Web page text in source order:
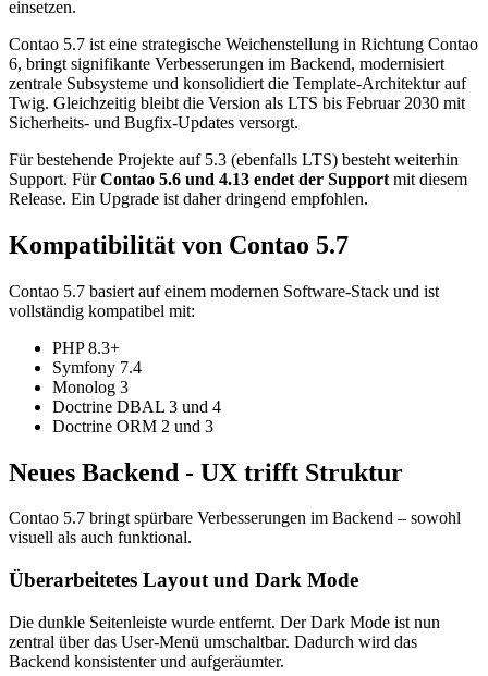
einsetzen.
Contao 5.7 ist eine strategische Weichenstellung in Richtung Contao
6, bringt signifikante Verbesserungen im Backend, modernisiert
zentrale Subsysteme und konsolidiert die Template-Architektur auf
Twig. Gleichzeitig bleibt die Version als LTS bis Februar 2030 mit
Sicherheits- und Bugfix-Updates versorgt.
Für bestehende Projekte auf 5.3 (ebenfalls LTS) besteht weiterhin
Support. FürContao 5.6 und 4.13 endet der Support mit diesem
Release. Ein Upgrade ist daher dringend empfohlen.
Kompatibilität von Contao 5.7
Contao 5.7 basiert auf einem modernen Software-Stack und ist
vollständig kompatibel mit:
PHP 8.3+
Symfony 7.4
Monolog 3
Doctrine DBAL 3 und 4
Doctrine ORM 2 und 3
Neues Backend - UX trifft Struktur
Contao 5.7 bringt spürbare Verbesserungen im Backend – sowohl
visuell als auch funktional.
Überarbeitetes Layout und Dark Mode
Die dunkle Seitenleiste wurde entfernt. Der Dark Mode ist nun
zentral über das User-Menü umschaltbar. Dadurch wird das
Backend konsistenter und aufgeräumter.